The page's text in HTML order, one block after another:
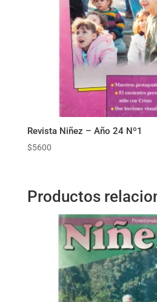
Revista Niñez – Año 24 Nº1
$5600
Productos